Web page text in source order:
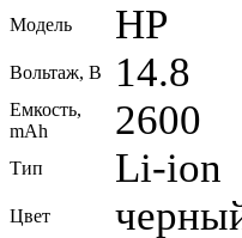
Модель HP
Вольтаж, В 14.8
Емкость,
mAh
2600
Тип Li-ion
Цвет